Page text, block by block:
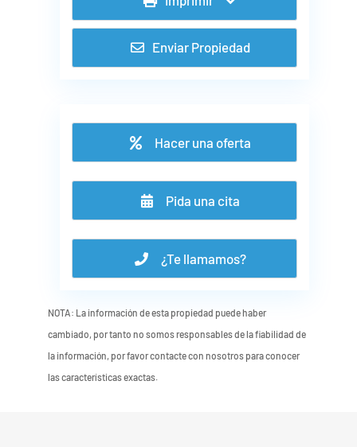
Enviar Propiedad
Hacer una oferta
Pida una cita
¿Te llamamos?
NOTA: La información de esta propiedad puede haber
cambiado, por tanto no somos responsables de la fiabilidad de
la información, por favor contacte con nosotros para conocer
las características exactas.